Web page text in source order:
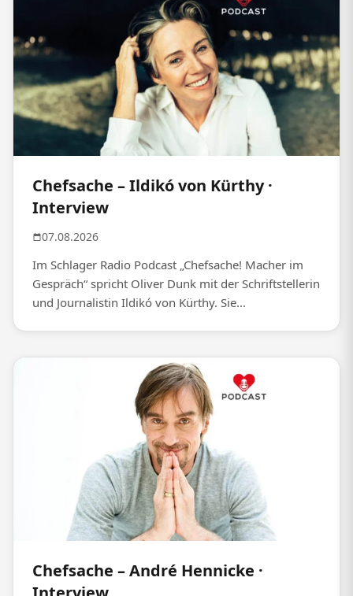
Chefsache – Ildikó von Kürthy ·
Interview
07.08.2026
Im Schlager Radio Podcast „Chefsache! Macher im
Gespräch“ spricht Oliver Dunk mit der Schriftstellerin
und Journalistin Ildikó von Kürthy. Sie...
Chefsache – André Hennicke ·